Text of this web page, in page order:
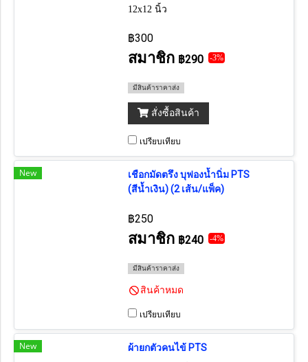
12x12 นิ้ว
฿300
สมาชิก ฿290 -3%
มีสินค้าราคาส่ง
สั่งซื้อสินค้า
เปรียบเทียบ
New
เชือกมัดตรึง บุฟองน้ำนิ่ม PTS
(สีน้ำเงิน) (2 เส้น/แพ็ค)
฿250
สมาชิก ฿240 -4%
มีสินค้าราคาส่ง
สินค้าหมด
เปรียบเทียบ
New ผ้ายกตัวคนไข้ PTS